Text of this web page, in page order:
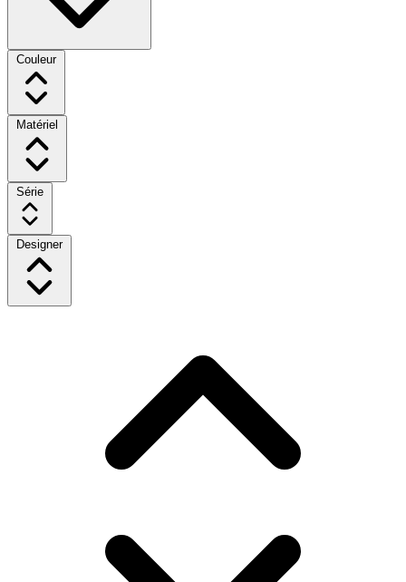
Couleur
Matériel
Série
Designer